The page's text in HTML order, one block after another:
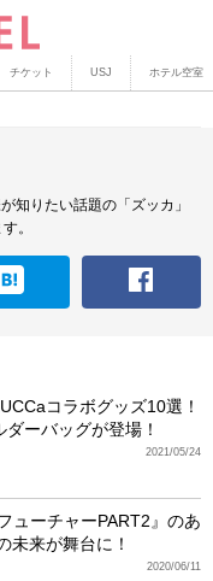
チケット USJ ホテル空室
知りたい話題の「ズッカ」
。
コラボグッズ10選！
ーバッグが登場！
2021/05/24
ューチャーPART2』のあ
未来が舞台に！
2020/06/11